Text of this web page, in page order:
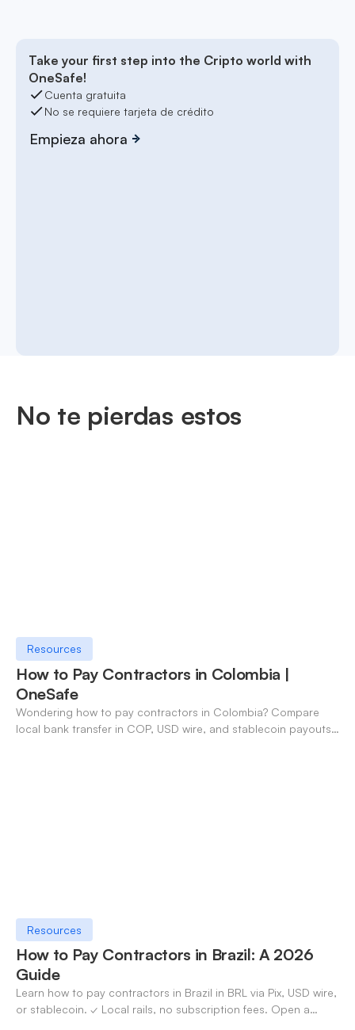
Take your first step into the Cripto world with
OneSafe!
Cuenta gratuita
No se requiere tarjeta de crédito
Empieza ahora
No te pierdas estos
Resources
How to Pay Contractors in Colombia |
OneSafe
Wondering how to pay contractors in Colombia? Compare
local bank transfer in COP, USD wire, and stablecoin payouts.
Resources
How to Pay Contractors in Brazil: A 2026
Guide
Learn how to pay contractors in Brazil in BRL via Pix, USD wire,
or stablecoin. ✓ Local rails, no subscription fees. Open a